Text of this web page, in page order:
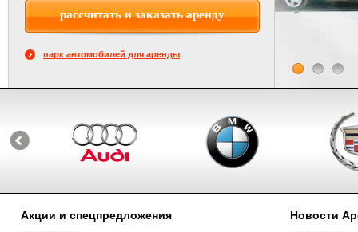
парк автомобилей для аренды
Акции и спецпредложения Новости